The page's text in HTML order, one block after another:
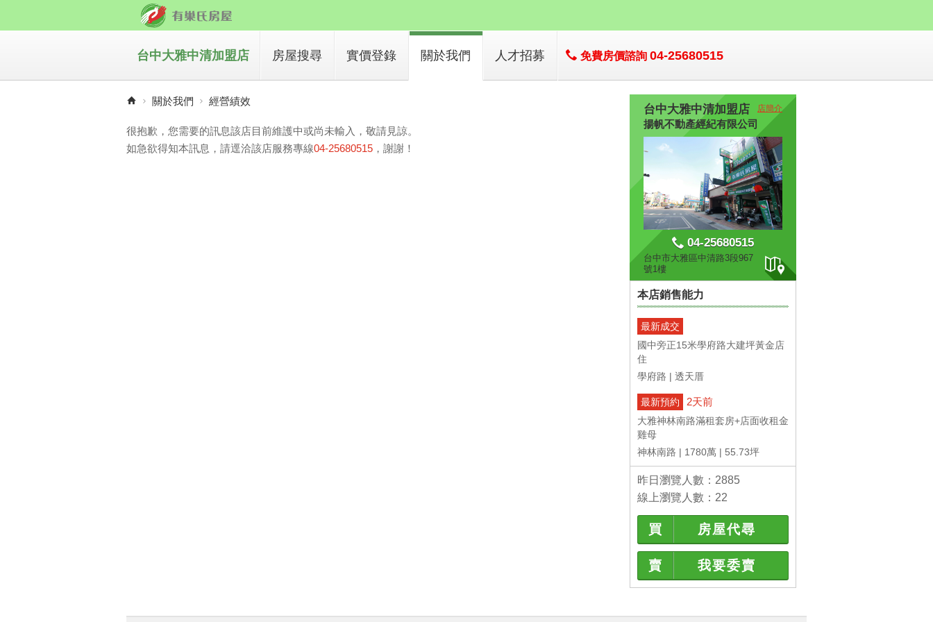
台中大雅中清加盟店 房屋搜尋 實價登錄 關於我們 人才招募 免費房價諮詢 04-25680515
關於我們 經營績效
很抱歉，您需要的訊息該店目前維護中或尚未輸入，敬請見諒。
如急欲得知本訊息，請逕洽該店服務專線04-25680515 ，謝謝！
台中大雅中清加盟店 店簡介
揚帆不動產經紀有限公司
04-25680515
台中市大雅區中清路3段967
號1樓
本店銷售能力
最新成交
國中旁正15米學府路大建坪黃金店
住
學府路
透天厝
最新預約 2天前
大雅神林南路滿租套房+店面收租金
雞母
神林南路
1780萬 55.73坪
昨日瀏覽人數：2885
線上瀏覽人數：22
買 房屋代尋
賣 我要委賣